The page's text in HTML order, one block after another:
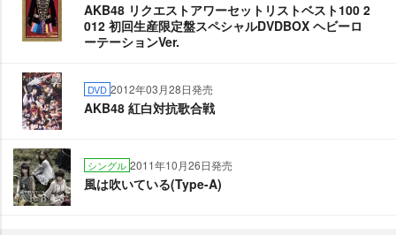
AKB48 リクエストアワーセットリストベスト100 2
012 初回生産限定盤スペシャルDVDBOX ヘビーロ
ーテーションVer.
DVD 2012年03月28日発売
AKB48 紅白対抗歌合戦
シングル 2011年10月26日発売
風は吹いている(Type-A)